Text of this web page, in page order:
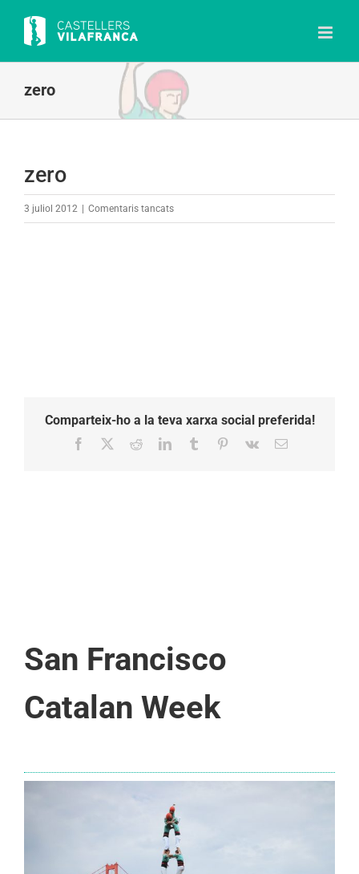
content
zero
zero
3 juliol 2012 Comentaris tancatsa
Comparteix-ho a la teva xarxa social preferida!
Facebook RedditLinkedInTumblr Pinterest
Vk Email:
San Francisco
Catalan Week